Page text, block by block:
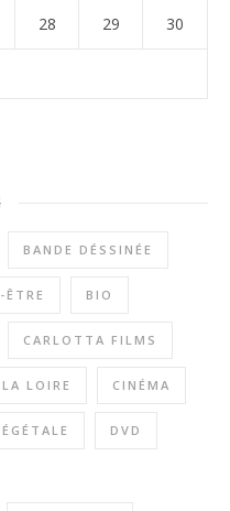
28 29 30
BANDE DÉSSINÉE
ÊTRE BIO
CARLOTTA FILMS
LOIRE CINÉMA
DVD